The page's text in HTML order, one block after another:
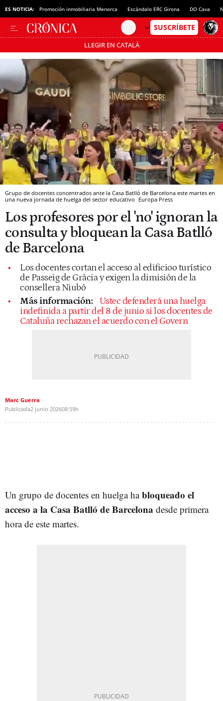
ES NOTICIA: Promoción inmobiliaria Menorca Escándalo ERC Girona DO Cava
LLEGIR EN CATALÀ
Pásate al MODO AHORRO
Grupo de docentes concentrados ante la Casa Batlló de Barcelona este martes en
una nueva jornada de huelga del sector educativo Europa Press
Los profesores por el 'no' ignoran la
consulta y bloquean la Casa Batlló
de Barcelona
Los docentes cortan el acceso al edificioo turístico
de Passeig de Gràcia y exigen la dimisión de la
consellera Niubó
Más información:
Ustec defenderá una huelga
indefinida a partir del 8 de junio si los docentes de
Cataluña rechazan el acuerdo con el Govern
Marc Guerra
Publicada2 junio 202608:59h
Un grupo de docentes en huelga habloqueado el
acceso a la Casa Batlló de Barcelona desde primera
hora de este martes.